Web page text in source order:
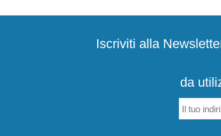
Iscriviti alla
da